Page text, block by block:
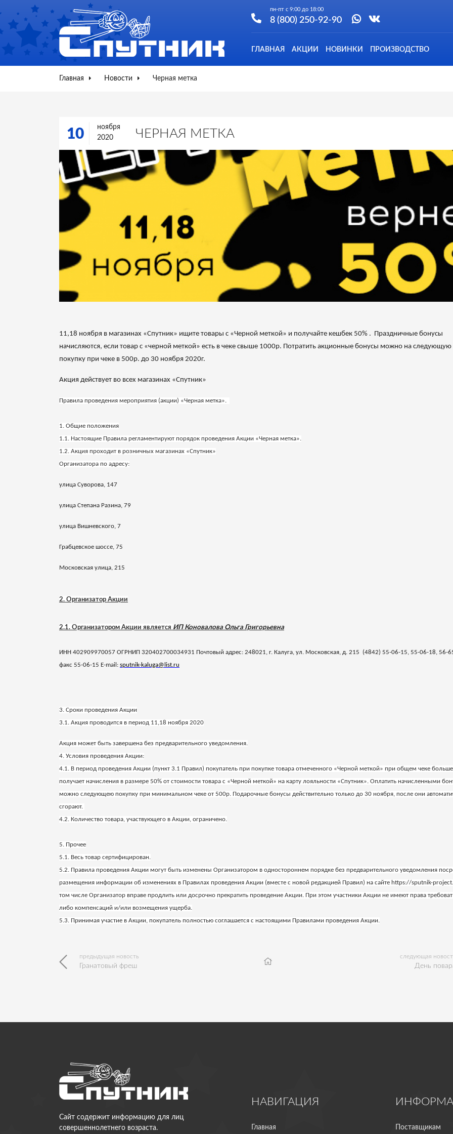
пн-пт с 9:00 до 18:00
8 (800) 250-92-90
ГЛАВНАЯ АКЦИИ НОВИНКИ ПРОИЗВОДСТВО
Главная Новости Черная метка
10
ноября
2020
ЧЕРНАЯ МЕТКА
11,18 ноября в магазинах «Спутник» ищите товары с «Черной меткой» и получайте кешбек 50% . Праздничные бонусы
начисляются, если товар с «черной меткой» есть в чеке свыше 1000р. Потратить акционные бонусы можно на следующую
покупку при чеке в 500р. до 30 ноября 2020г.
Акция действует во всех магазинах «Спутник»
Правила проведения мероприятия (акции) «Черная метка».
1. Общие положения
1.1. Настоящие Правила регламентируют порядок проведения Акции «Черная метка».
1.2. Акция проходит в розничных магазинах «Спутник»
Организатора по адресу:
улица Суворова, 147
улица Степана Разина, 79
улица Вишневского, 7
Грабцевское шоссе, 75
Московская улица, 215
2. Организатор Акции
2.1. Организатором Акции является ИП Коновалова Ольга Григорьевна
ИНН 402909970057 ОГРНИП 320402700034931 Почтовый адрес: 248021, г. Калуга, ул. Московская, д. 215 (4842) 55-06-15, 55-06-18, 56-
факс 55-06-15 E-mail : sputnik-kaluga@ list.ru
3. Сроки проведения Акции
3.1. Акция проводится в период 11,18 ноября 2020
Акция может быть завершена без предварительного уведомления.
4. Условия проведения Акции:
4.1. В период проведения Акции (пункт 3.1 Правил) покупатель при покупке товара отмеченного «Черной меткой» при общем чеке
получает начисления в размере 50% от стоимости товара с «Черной меткой» на карту лояльности «Спутник». Оплатить начисленными
можно следующею покупку при минимальном чеке от 500р. Подарочные бонусы действительно только до 30 ноября, после они
сгорают.
4.2. Количество товара, участвующего в Акции, ограничено.
5. Прочее
5.1. Весь товар сертифицирован.
5.2. Правила проведения Акции могут быть изменены Организатором в одностороннем порядке без предварительного уведомления
размещения информации об изменениях в Правилах проведения Акции (вместе с новой редакцией Правил) на сайте https://sputnik-
том числе Организатор вправе продлить или досрочно прекратить проведение Акции. При этом участники Акции не имеют права
либо компенсаций и/или возмещения ущерба.
5.3. Принимая участие в Акции, покупатель полностью соглашается с настоящими Правилами проведения Акции.
предыдущая новость
Гранатовый фреш
следующая
День
Сайт содержит информацию для лиц
совершеннолетнего возраста.
НАВИГАЦИЯ
Главная Поставщикам